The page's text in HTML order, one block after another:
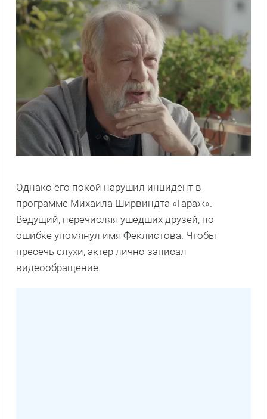
Однако его покой нарушил инцидент в
программе Михаила Ширвиндта «Гараж».
Ведущий, перечисляя ушедших друзей, по
ошибке упомянул имя Феклистова. Чтобы
пресечь слухи, актер лично записал
видеообращение.